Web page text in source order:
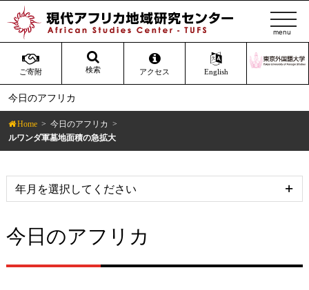
ご寄附 検索 アクセス English
t
o
g
l
v
g
a
n
今日のアフリカ
Home
今日のアフリカ
ルワンダ軍墓地面積の急拡大
今日のアフリカ